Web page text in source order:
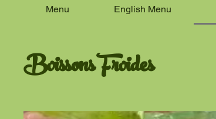
Menu English Menu
Boissons Froides